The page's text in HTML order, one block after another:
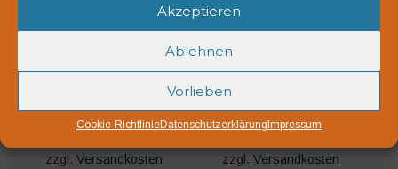
Akzeptieren
Ablehnen
Vorlieben
Cookie-RichtlinieDatenschutzerklärung Impressum
2,75€
Der Gigant unter den
zzgl.Versandkosten
Packungsinhalt 0,5 g
zzgl. Versandkosten